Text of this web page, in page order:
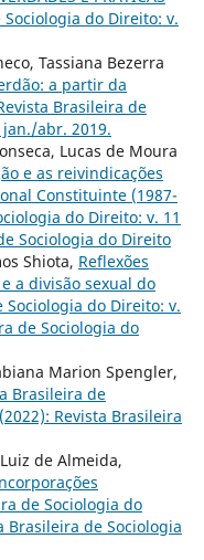
do Direito: v.
Tassiana Bezerra
a partir da
Brasileira de
abr. 2019.
Lucas de Moura
e as reivindicações
Constituinte (1987-
do Direito: v. 11
Sociologia do Direito
Shiota, Reflexões
a divisão sexual do
Sociologia do Direito: v.
de Sociologia do
Marion Spengler,
Brasileira de
Revista Brasileira
de Almeida,
de Sociologia do
Brasileira de Sociologia